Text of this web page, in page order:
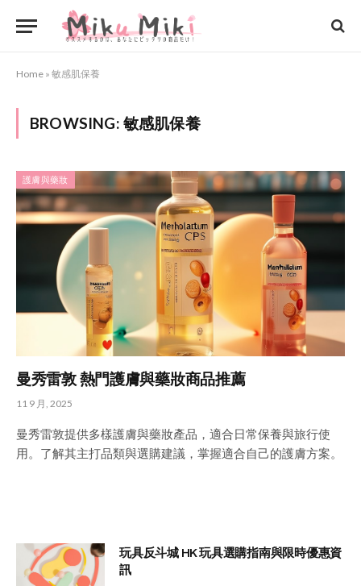
Home » 敏感肌保養
BROWSING: 敏感肌保養
護膚與藥妝
曼秀雷敦 熱門護膚與藥妝商品推薦
11 9 月, 2025
曼秀雷敦提供多樣護膚與藥妝產品，適合日常保養與旅行使
用。了解其主打品類與選購建議，掌握適合自己的護膚方案。
玩具反斗城 HK 玩具選購指南與限時優惠資
訊